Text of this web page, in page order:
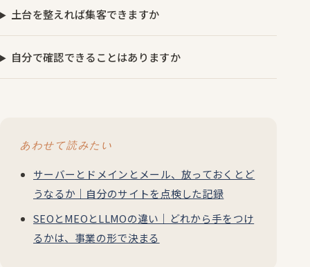
土台を整えれば集客できますか
自分で確認できることはありますか
あわせて読みたい
サーバーとドメインとメール、放っておくとど
うなるか｜自分のサイトを点検した記録
SEOとMEOとLLMOの違い｜どれから手をつけ
るかは、事業の形で決まる